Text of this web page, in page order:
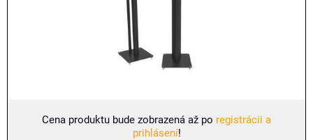
Cena produktu bude zobrazená až po registrácii a
prihlásení!